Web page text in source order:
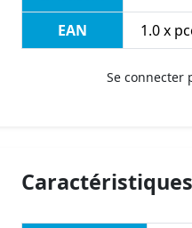
EAN
1.0 x
Se connecter